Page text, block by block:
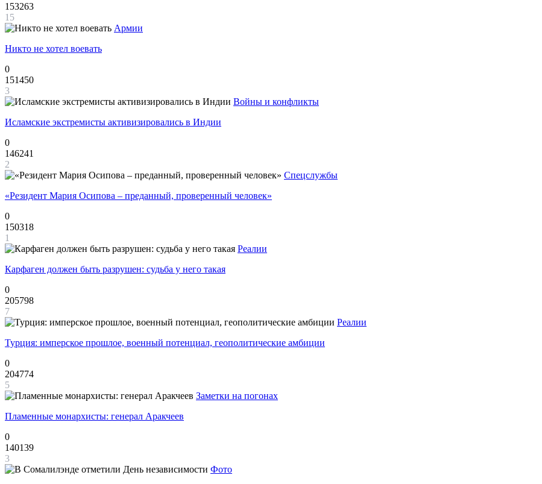
153263
15
Армии
Никто не хотел воевать
0
151450
3
Войны и конфликты
Исламские экстремисты активизировались в Индии
0
146241
2
Спецслужбы
«Резидент Мария Осипова – преданный, проверенный человек»
0
150318
1
Реалии
Карфаген должен быть разрушен: судьба у него такая
0
205798
7
Реалии
Турция: имперское прошлое, военный потенциал, геополитические амбиции
0
204774
5
Заметки на погонах
Пламенные монархисты: генерал Аракчеев
0
140139
3
Фото